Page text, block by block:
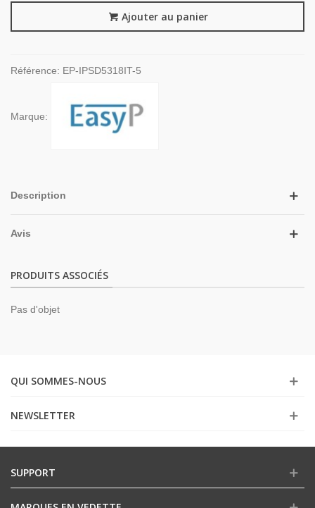
Ajouter au panier
Référence: EP-IPSD5318IT-5
Marque:
Description
Avis
PRODUITS ASSOCIÉS
Pas d'objet
QUI SOMMES-NOUS
NEWSLETTER
SUPPORT